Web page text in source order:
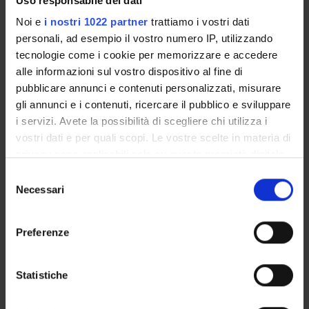
Noi e i nostri 1022 partner trattiamo i vostri dati
personali, ad esempio il vostro numero IP, utilizzando
tecnologie come i cookie per memorizzare e accedere
alle informazioni sul vostro dispositivo al fine di
pubblicare annunci e contenuti personalizzati, misurare
gli annunci e i contenuti, ricercare il pubblico e sviluppare
i servizi. Avete la possibilità di scegliere chi utilizza i
vostri dati e per quali scopi. Le vostre scelte in materia di
modificare o revocare il proprio consenso in qualsiasi
momento dalla Dichiarazione sui cookie o facendo clic
raccogliere informazioni sulla tua posizione
geografica, con un'approssimazione di qualche
delNecessari
Preferenze
Statistiche
Componente
Cristina Lonardi
Componente
Componente
Componente
Componente
Stefano Porru
Componente
Componente